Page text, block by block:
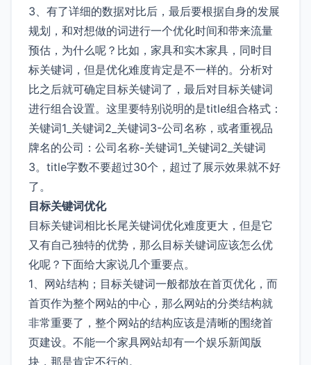
3、有了详细的数据对比后，最后要根据自身的发展
规划，和对想做的词进行一个优化时间和带来流量
预估，为什么呢？比如，家具和实木家具，同时目
标关键词，但是优化难度肯定是不一样的。分析对
比之后就可确定目标关键词了，最后对目标关键词
进行组合设置。这里要特别说明的是title组合格式：
关键词1_关键词2_关键词3-公司名称，或者重视品
牌名的公司：公司名称-关键词1_关键词2_关键词
3。title字数不要超过30个，超过了展示效果就不好
了。
目标关键词优化
目标关键词相比长尾关键词优化难度更大，但是它
又有自己独特的优势，那么目标关键词应该怎么优
化呢？下面给大家说几个重要点。
1、网站结构；目标关键词一般都放在首页优化，而
首页作为整个网站的中心，那么网站的分类结构就
非常重要了，整个网站的结构应该是清晰的围绕首
页建设。不能一个家具网站却有一个娱乐新闻版
块，那是肯定不行的。